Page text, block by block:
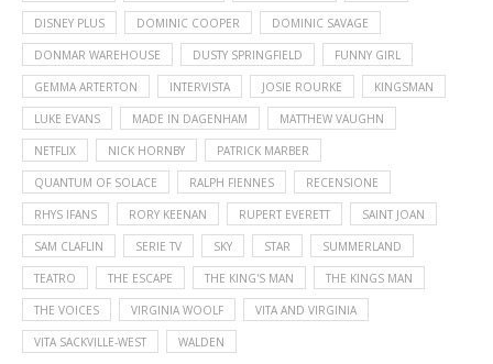
DISNEY PLUS DOMINIC COOPER DOMINIC SAVAGE
DONMAR WAREHOUSE DUSTY SPRINGFIELD FUNNY GIRL
GEMMA ARTERTON INTERVISTA JOSIE ROURKE KINGSMAN
LUKE EVANS MADE IN DAGENHAM MATTHEW VAUGHN
NETFLIX NICK HORNBY PATRICK MARBER
QUANTUM OF SOLACE RALPH FIENNES RECENSIONE
RHYS IFANS RORY KEENAN RUPERT EVERETT SAINT JOAN
SAM CLAFLIN SERIE TV SKY STAR SUMMERLAND
TEATRO THE ESCAPE THE KING'S MAN THE KINGS MAN
THE VOICES VIRGINIA WOOLF VITA AND VIRGINIA
VITA SACKVILLE-WEST WALDEN